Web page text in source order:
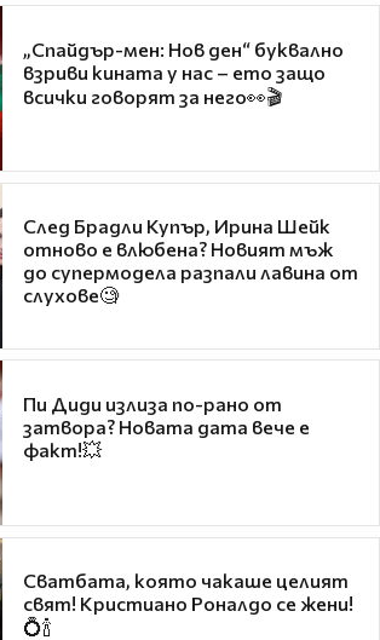
„Спайдър-мен: Нов ден“ буквално
взриви кината у нас – ето защо
всички говорят за него👀🎬
След Брадли Купър, Ирина Шейк
отново е влюбена? Новият мъж
до супермодела разпали лавина от
слухове🧐
Пи Диди излиза по-рано от
затвора? Новата дата вече е
факт!💥
Сватбата, която чакаше целият
свят! Кристиано Роналдо се жени!
💍🍾